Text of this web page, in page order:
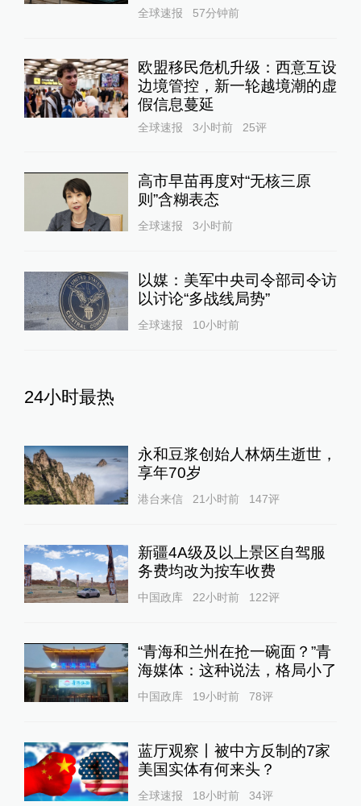
全球速报 57分钟前
欧盟移民危机升级：西意互设
边境管控，新一轮越境潮的虚
假信息蔓延
全球速报 3小时前 25评
高市早苗再度对“无核三原
则”含糊表态
全球速报 3小时前
以媒：美军中央司令部司令访
以讨论“多战线局势”
全球速报 10小时前
24小时最热
永和豆浆创始人林炳生逝世，
享年70岁
港台来信 21小时前 147评
新疆4A级及以上景区自驾服
务费均改为按车收费
中国政库 22小时前 122评
“青海和兰州在抢一碗面？”青
海媒体：这种说法，格局小了
中国政库 19小时前 78评
蓝厅观察丨被中方反制的7家
美国实体有何来头？
全球速报 18小时前 34评